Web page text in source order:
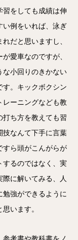
習をしても成績は伸
い例をいれば、泳ぎ
だと思いますし、
愛車なのですが、
な小回りのきかない
す。キックボクシン
レーニングなども教
打ち方を教えても習
技なんて下手に言葉
すら頭がこんがらが
するのではなく、実
際に解いてみる、人
勉強ができるように
います。